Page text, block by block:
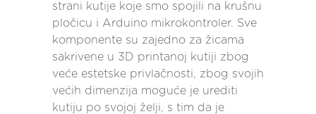
strani kutije koje smo spojili na krušnu
pločicu i Arduino mikrokontroler. Sve
komponente su zajedno za žicama
sakrivene u 3D printanoj kutiji zbog
veće estetske privlačnosti, zbog svojih
većih dimenzija moguće je urediti
kutiju po svojoj želji, s tim da je